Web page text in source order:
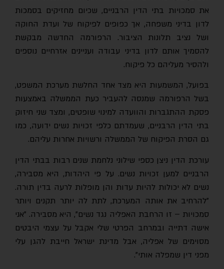
את סמכויות בתי הדין הרבניים, שכיום מחזיקים בסמכות
לדון בדיני משפחה, אך כפופים לפיקוח של ועדת החוקה
ושל נציב תלונות הציבור. הרפורמה החדשה מבקשת
להסמיך אותם לדון בדיני עבודה ועניינים אזרחיים נוספים
ולהסיר מעליהם כל פיקוח.
בפועל, המשמעות היא מצד אחד החלשת מערכת המשפט,
בשל הרפורמה שמנסה להעביר כעת הממשלה באמצעות
פסקת ההתגברות והוועדה למינוי שופטים, ומצד שני חיזוק
בתי הדין הרבניים, שעמדתם כלפי זכויות נשים ידועה, כמו
גם הסרת הפיקוח של הממשלה ורשויות אחרות עליהם.
עורכת הדין ניצן כספי שילוני נלחמת שנים רבות בבתי הדין
הרבניים למען זכויות נשים. על פי היהדות, היא מסבירה,
נשים לא יכולות להיות עדות והן מופלות לרעה בדין תורה.
"להרחיב את אותה המערכת, לתת לה יותר תקנים ויותר
סמכויות – זו הרחבת האפליה נגד נשים", היא מסבירה. "אני
אישה דתייה ובמרחב הפרטי שלי אקבל על עצמי היבטים
מסוימים של אפליה, אבל מדינת ישראל חייבת להגן עלי
מפני דין שמפלה אותי".